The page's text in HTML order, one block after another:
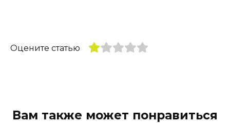
Оцените статью
Вам также может понравиться